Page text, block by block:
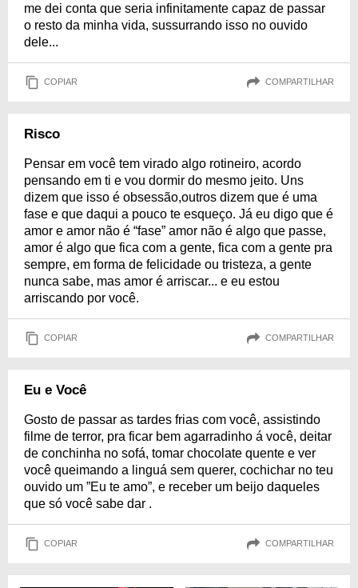
me dei conta que seria infinitamente capaz de passar
o resto da minha vida, sussurrando isso no ouvido
dele...
COPIAR COMPARTILHAR
Risco
Pensar em você tem virado algo rotineiro, acordo
pensando em ti e vou dormir do mesmo jeito. Uns
dizem que isso é obsessão,outros dizem que é uma
fase e que daqui a pouco te esqueço. Já eu digo que é
amor e amor não é “fase” amor não é algo que passe,
amor é algo que fica com a gente, fica com a gente pra
sempre, em forma de felicidade ou tristeza, a gente
nunca sabe, mas amor é arriscar... e eu estou
arriscando por você.
COPIAR COMPARTILHAR
Eu e Você
Gosto de passar as tardes frias com você, assistindo
filme de terror, pra ficar bem agarradinho á você, deitar
de conchinha no sofá, tomar chocolate quente e ver
você queimando a linguá sem querer, cochichar no teu
ouvido um ”Eu te amo”, e receber um beijo daqueles
que só você sabe dar .
COPIAR COMPARTILHAR